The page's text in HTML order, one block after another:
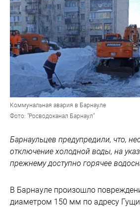
Коммунальная авария в Барнауле
Фото: "Росводоканал Барнаул"
Барнаульцев предупредили, что,
отключение холодной воды, на
прежнему доступно горячее
В Барнауле произошло
диаметром 150 мм по адресу